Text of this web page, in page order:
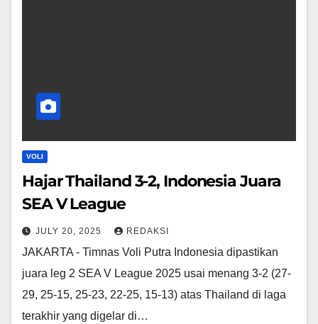
VOLI
Hajar Thailand 3-2, Indonesia Juara
SEA V League
JULY 20, 2025 REDAKSI
JAKARTA - Timnas Voli Putra Indonesia dipastikan
juara leg 2 SEA V League 2025 usai menang 3-2 (27-
29, 25-15, 25-23, 22-25, 15-13) atas Thailand di laga
terakhir yang digelar di…